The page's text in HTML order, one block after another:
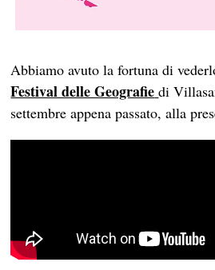
Abbiamo avuto la fortuna di
Festival delle Geografie di
settembre appena passato, alla